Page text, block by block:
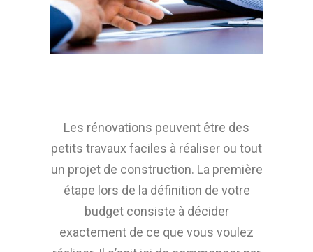
Les rénovations peuvent être des
petits travaux faciles à réaliser ou tout
un projet de construction. La première
étape lors de la définition de votre
budget consiste à décider
exactement de ce que vous voulez